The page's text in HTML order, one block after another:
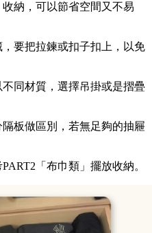
納，可以節省空間又不易
要把拉鍊或扣子扣上，以免
同材質，選擇吊掛或是摺疊
板做區別，若無足夠的抽屜
「布巾類」擺放收納。